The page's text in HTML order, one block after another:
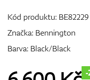
Kód produktu: BE82229
Značka: Bennington
Barva: Black/Black
-